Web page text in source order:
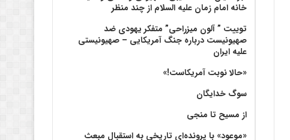
خانه امام زمان علیه السلام از چند منظر
توییت ” آلون میزراحی” متفکر یهودی ضد
صهیونیست درباره جنگ آمریکایی – صهیونیستی
علیه ایران
«حالا نوبت آمریکاست!»
سوگ خدایگان
از مسیح تا منجی
«موعود» با پرونده‌ای تاریخی به استقبال مبعث